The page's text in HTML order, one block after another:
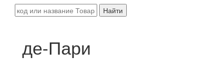
Найти
де-Пари